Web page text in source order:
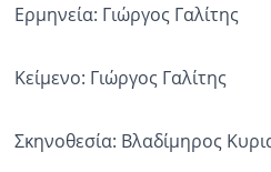
Ερμηνεία: Γιώργος Γαλίτης
Κείμενο: Γιώργος Γαλίτης
Σκηνοθεσία: Βλαδίμηρος